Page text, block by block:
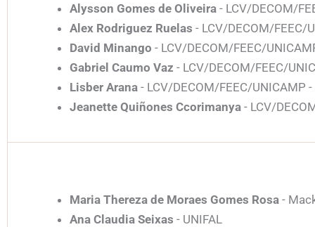
Alysson Gomes de Oliveira - LCV/DECOM/
Alex Rodriguez Ruelas - LCV/DECOM/FEEC/
David Minango - LCV/DECOM/FEEC/
Gabriel Caumo Vaz - LCV/DECOM/FEEC/
Lisber Arana - LCV/DECOM/FEEC/UNICAMP -
Jeanette Quiñones Ccorimanya - LCV/
Maria Thereza de Moraes Gomes Rosa -
Ana Claudia Seixas - UNIFAL